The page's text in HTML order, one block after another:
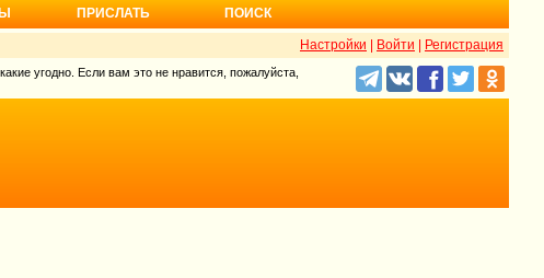
ПРИСЛАТЬ ПОИСК
Настройки Войти Регистрация
угодно. Если вам это не нравится, пожалуйста,